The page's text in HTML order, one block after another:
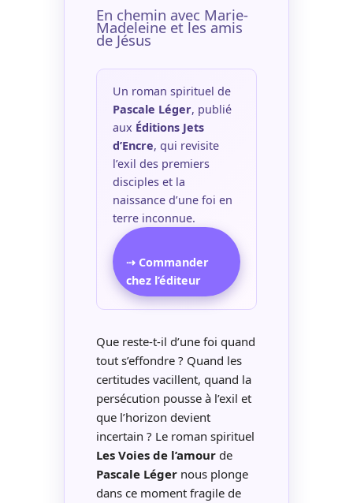
En chemin avec Marie-
Madeleine et les amis
de Jésus
Un roman spirituel de
Pascale Léger, publié
aux Éditions Jets
d’Encre, qui revisite
l’exil des premiers
disciples et la
naissance d’une foi en
terre inconnue.
⇢ Commander
chez l’éditeur
Que reste-t-il d’une foi quand
tout s’effondre ? Quand les
certitudes vacillent, quand la
persécution pousse à l’exil et
que l’horizon devient
incertain ? Le roman spirituel
Les Voies de l’amourde
Pascale Légernous plonge
dans ce moment fragile de